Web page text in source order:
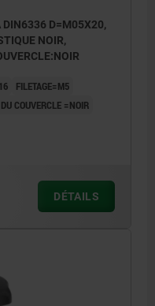
DIN6336 D=M05X20,
NOIR,
FILETAGE=M5
COUVERCLE =NOIR
DÉTAILS